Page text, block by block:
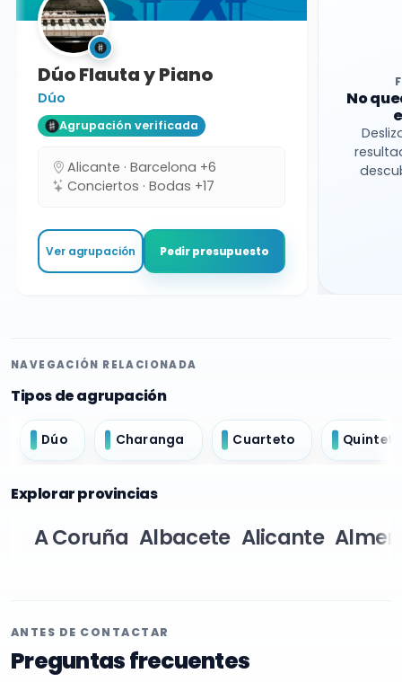
Dúo Flauta y Piano
Dúo
Agrupación verificada
Alicante · Barcelona +6
Conciertos · Bodas +17
Ver agrupación Pedir presupuesto
No
NAVEGACIÓN RELACIONADA
Tipos de agrupación
Dúo Charanga Cuarteto Quinteto
Explorar provincias
A Coruña Albacete Alicante
ANTES DE CONTACTAR
Preguntas frecuentes